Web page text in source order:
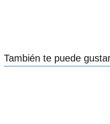
También te puede